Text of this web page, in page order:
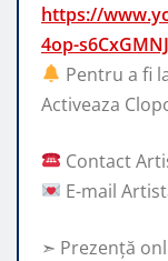
https://
4op-
Pentrua fi
Activeaza
Contact
E-mail
➣ Prezență